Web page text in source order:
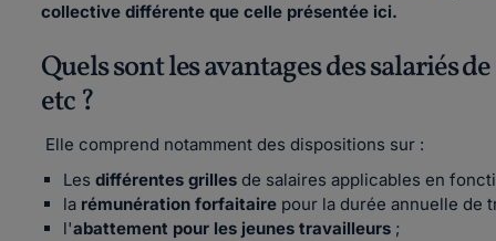
collective différente que celle présentée ici.
Quels sont les avantages des salariés
etc ?
Elle comprend notamment des dispositions sur :
Les différentes grilles de salaires applicables en
la rémunération forfaitaire pour la durée annuelle de
l'abattement pour les jeunes travailleurs ;